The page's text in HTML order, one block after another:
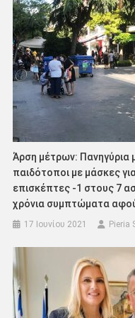
Άρση μέτρων:
παιδότοποι με μάσκες
επισκέπτες -1 στους 7
χρόνια συμπτώματα
17 Ιουνίου 2021 Pieria